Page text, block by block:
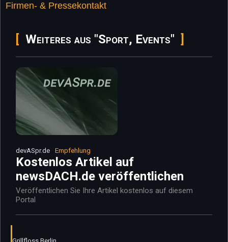
Firmen- & Pressekontakt
Weiteres aus "Sport, Events"
devASpr.de Empfehlung
Kostenlos Artikel auf
newsDACH.de veröffentlichen
Veröffentlichen Sie Ihre Artikel kostenlos auf diesem
Portal